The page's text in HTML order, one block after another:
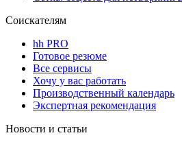
Соискателям
hh PRO
Готовое резюме
Все сервисы
Хочу у вас работать
Производственный календарь
Экспертная рекомендация
Новости и статьи